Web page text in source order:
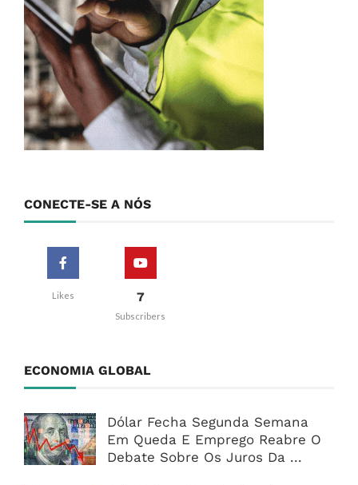
CONECTE-SE A NÓS
Likes 7
Subscribers
ECONOMIA GLOBAL
Dólar Fecha Segunda Semana
Em Queda E Emprego Reabre O
Debate Sobre Os Juros Da ...